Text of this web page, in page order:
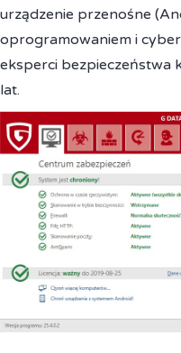
urządzenie przenośne
oprogramowaniem i
eksperci bezpieczeństwa
lat.